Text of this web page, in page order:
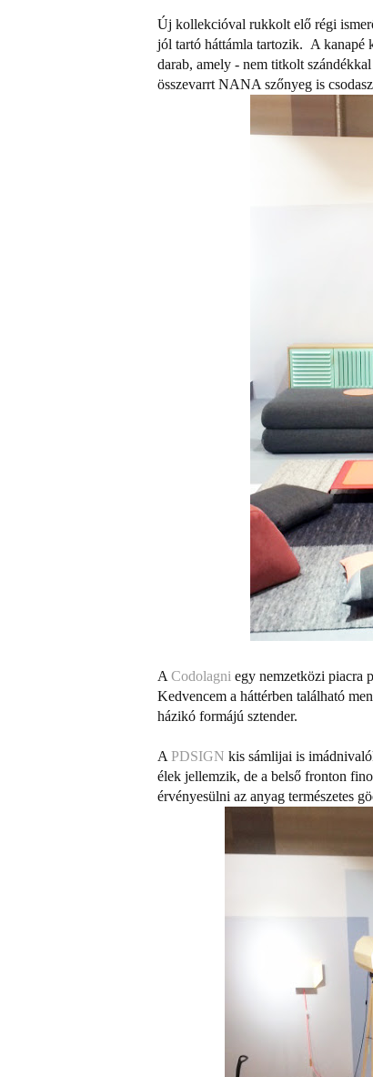
Új kollekcióval rukkolt elő régi
jól tartó háttámla tartozik. A kanapé
darab, amely - nem titkolt
összevarrt NANA szőnyeg is
A Codolagni egy nemzetközi piacra
Kedvencem a háttérben található
házikó formájú sztender.
A PDSIGN kis sámlijai is
élek jellemzik, de a belső fronton
érvényesülni az anyag természetes